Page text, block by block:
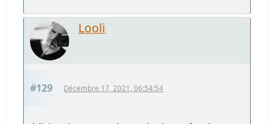
Looli
#129 Décembre 17, 2021, 06:54:54